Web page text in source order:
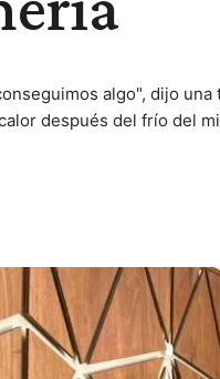
algo", dijo
después del frío del